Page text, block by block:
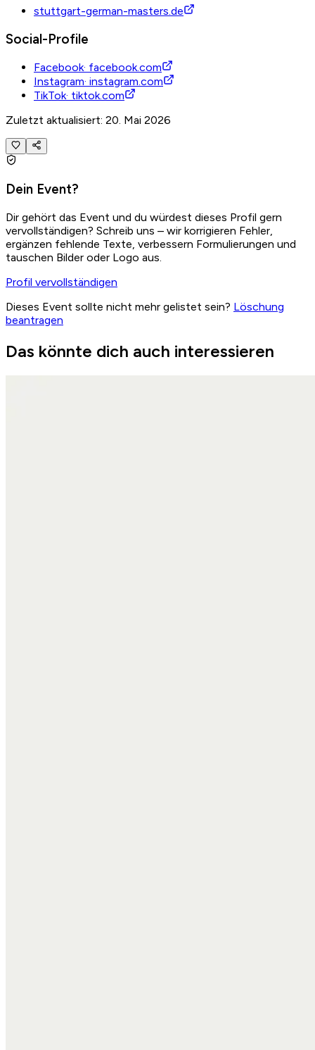
stuttgart-german-masters.de
Social-Profile
Facebook· facebook.com
Instagram· instagram.com
TikTok· tiktok.com
Zuletzt aktualisiert: 20. Mai 2026
Dein Event?
Dir gehört das Event und du würdest dieses Profil gern
vervollständigen? Schreib uns – wir korrigieren Fehler,
ergänzen fehlende Texte, verbessern Formulierungen und
tauschen Bilder oder Logo aus.
Profil vervollständigen
Dieses Event sollte nicht mehr gelistet sein? Löschung
beantragen
Das könnte dich auch interessieren